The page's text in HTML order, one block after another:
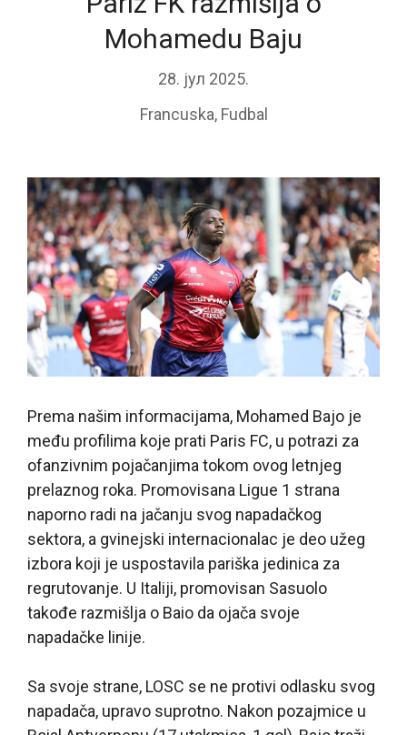
Mohamedu Baju
28. јул 2025.
Francuska, Fudbal
Prema našim informacijama, Mohamed Bajo je
među profilima koje prati Paris FC, u potrazi za
ofanzivnim pojačanjima tokom ovog letnjeg
prelaznog roka. Promovisana Ligue 1 strana
naporno radi na jačanju svog napadačkog
sektora, a gvinejski internacionalac je deo užeg
izbora koji je uspostavila pariška jedinica za
regrutovanje. U Italiji, promovisan Sasuolo
takođe razmišlja o Baio da ojača svoje
napadačke linije.
Sa svoje strane, LOSC se ne protivi odlasku svog
napadača, upravo suprotno. Nakon pozajmice u